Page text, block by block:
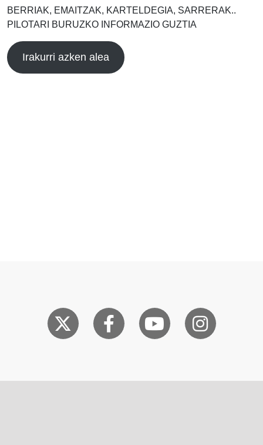
BERRIAK, EMAITZAK, KARTELDEGIA, SARRERAK..
PILOTARI BURUZKO INFORMAZIO GUZTIA
Irakurri azken alea